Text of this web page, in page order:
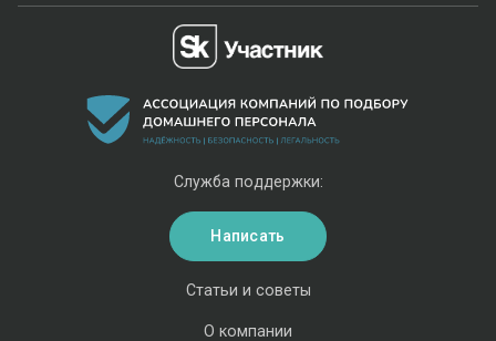
Статьи и советы
О компании
Служба поддержки:
Написать